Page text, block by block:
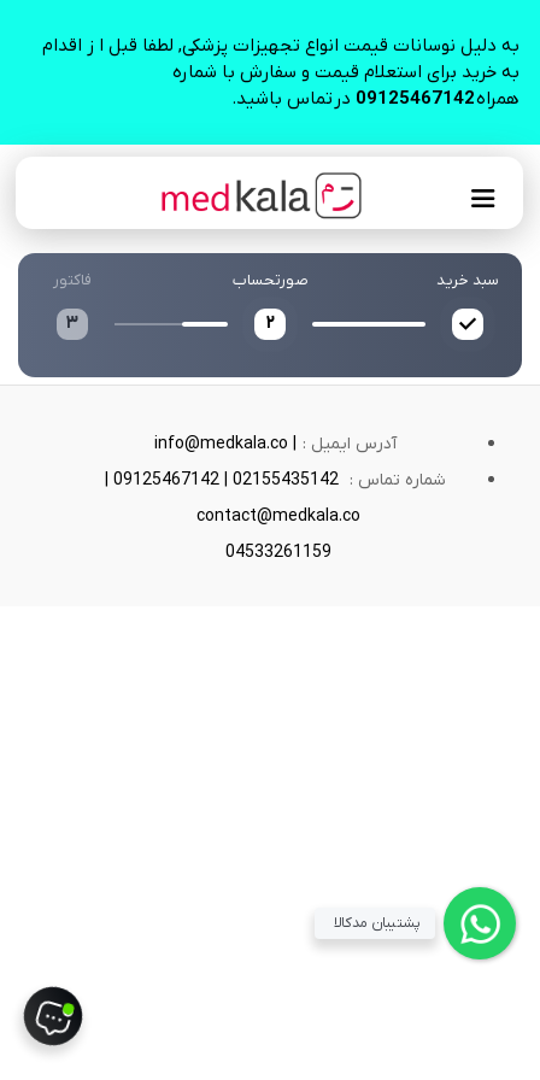
به دلیل نوسانات قیمت انواع تجهیزات پزشکی, لطفا قبل ا ز اقدام
به خرید برای استعلام قیمت و سفارش با شماره
همراه09125467142 در تماس باشید.
سبد خرید صورتحساب
2
فاکتور
3
آدرس ایمیل : info@medkala.co |
contact@medkala.co
شماره تماس : 02155435142 | 09125467142 |
04533261159
پشتیبان مدکالا